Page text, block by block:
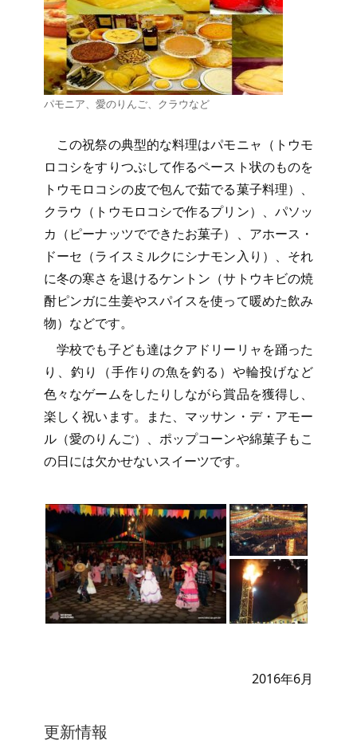
パモニア、愛のりんご、クラウなど
この祝祭の典型的な料理はパモニャ（トウモ
ロコシをすりつぶして作るペースト状のものを
トウモロコシの皮で包んで茹でる菓子料理）、
クラウ（トウモロコシで作るプリン）、パソッ
カ（ピーナッツでできたお菓子）、アホース・
ドーセ（ライスミルクにシナモン入り）、それ
に冬の寒さを退けるケントン（サトウキビの焼
酎ピンガに生姜やスパイスを使って暖めた飲み
物）などです。
学校でも子ども達はクアドリーリャを踊った
り、釣り（手作りの魚を釣る）や輪投げなど
色々なゲームをしたりしながら賞品を獲得し、
楽しく祝います。また、マッサン・デ・アモー
ル（愛のりんご）、ポップコーンや綿菓子もこ
の日には欠かせないスイーツです。
2016年6月
更新情報